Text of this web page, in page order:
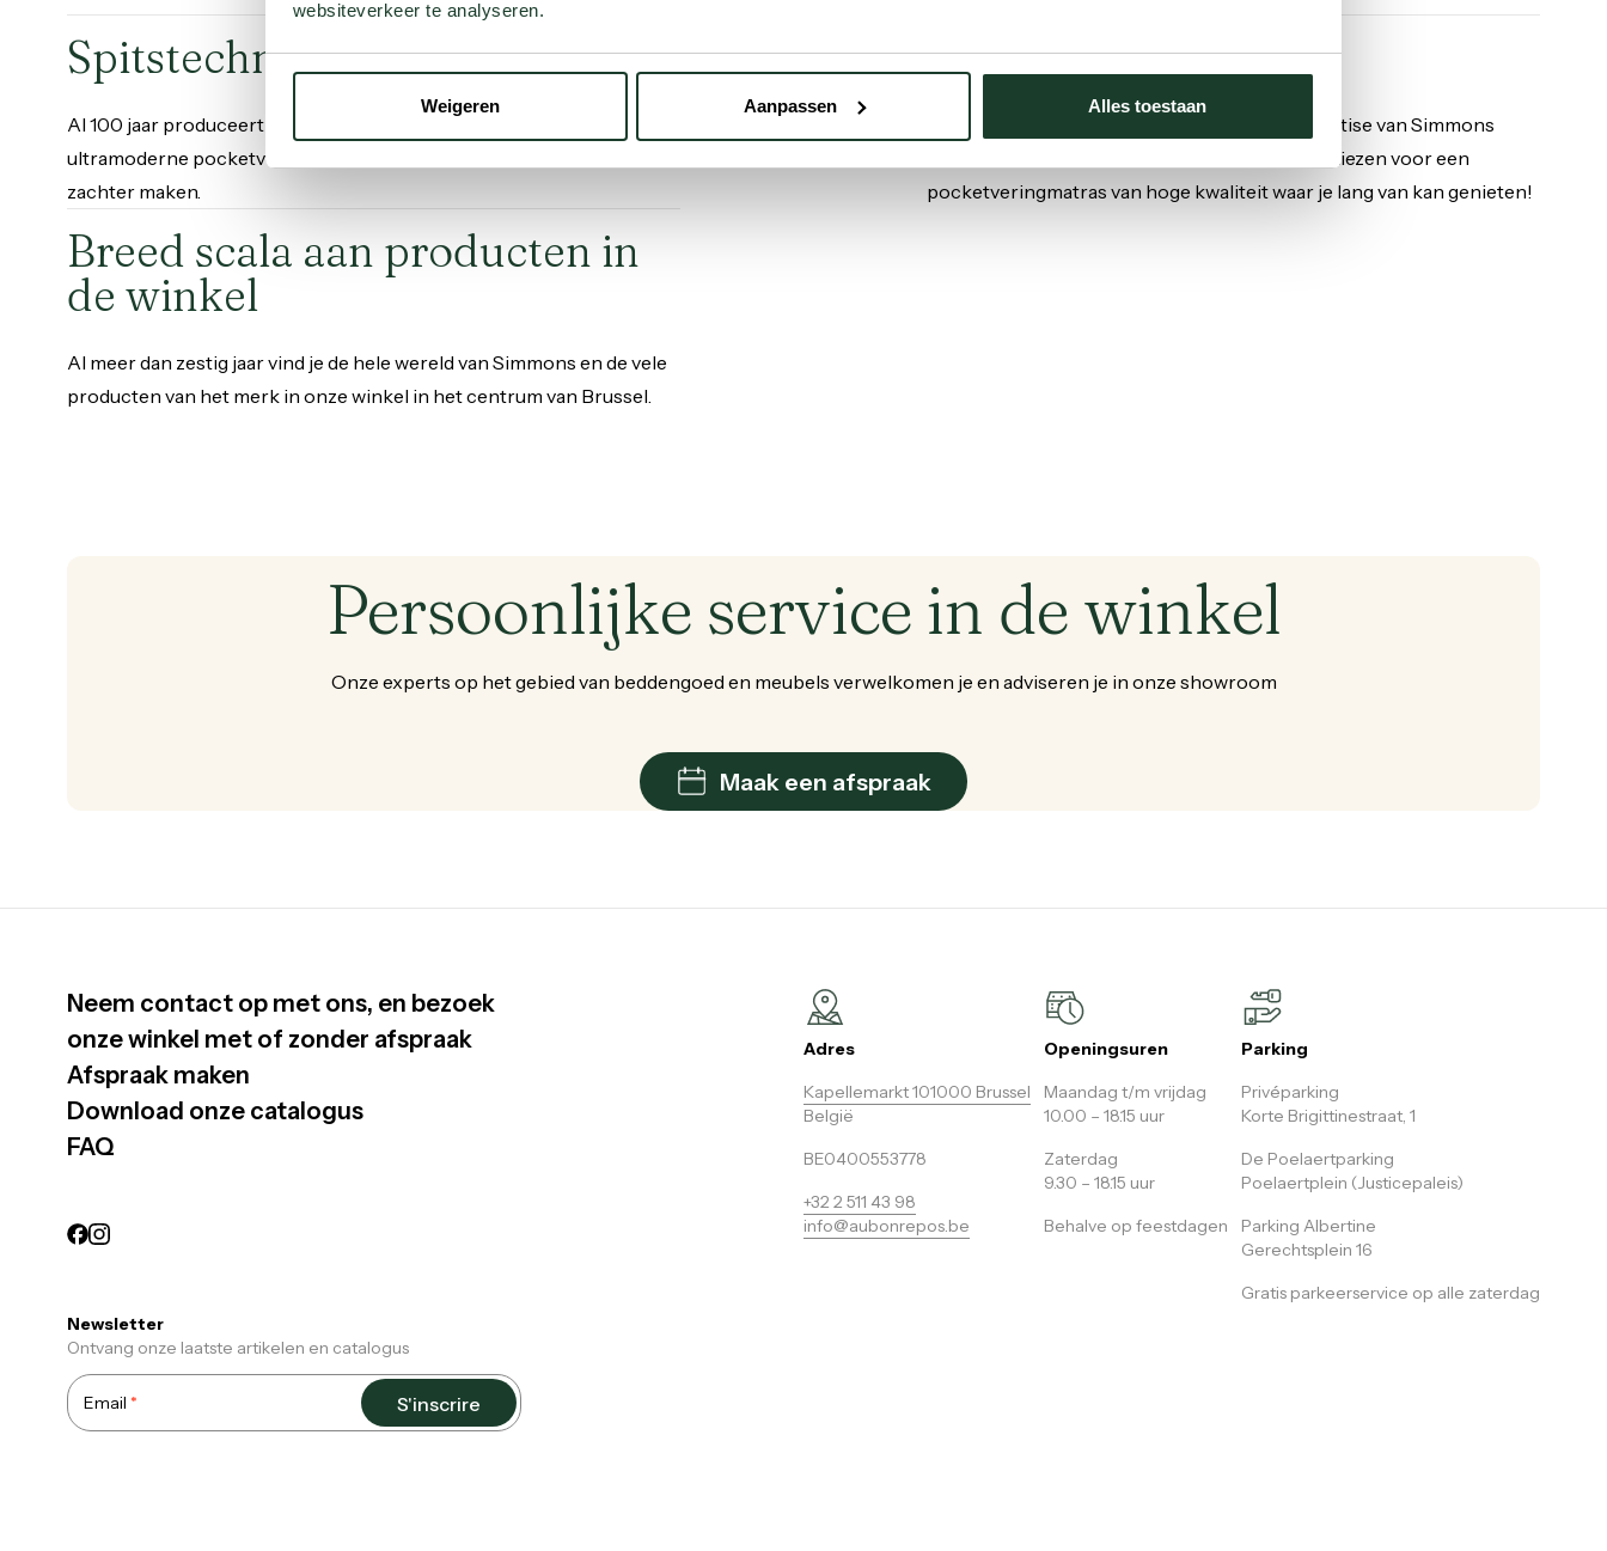
websiteverkeer te analyseren.
Weigeren Aanpassen Alles toestaan
Spitstechnologie!
Al 100 jaar produceert de Franse matrassenfabrikant Simmons
ultramoderne pocketveringmatrassen. Haar missie: onze nachten
zachter maken.
Franse knowhow
Naast de revolutionaire technologie is de expertise van Simmons
onmiskenbaar. Kiezen voor dit merk betekent kiezen voor een
pocketveringmatras van hoge kwaliteit waar je lang van kan genieten!
Breed scala aan producten in
de winkel
Al meer dan zestig jaar vind je de hele wereld van Simmons en de vele
producten van het merk in onze winkel in het centrum van Brussel.
Persoonlijke servicein dewinkel
Onze experts op hetgebied van beddengoed en meubels verwelkomen je en adviseren je in onze showroom
Maak een afspraak
Neem contact op met ons, en bezoek
onze winkel met of zonder afspraak
Afspraak maken
Download onze catalogus
FAQ
Newsletter
Ontvang onze laatste artikelen en catalogus
Email
Required S'inscrire
Adres
Kapellemarkt 101000 Brussel
België
BE0400553778
+32 2 511 43 98
info@aubonrepos.be
Openingsuren
Maandag t/m vrijdag
10.00 – 18.15 uur
Zaterdag
9.30 – 18.15 uur
Behalve op feestdagen
Parking
Privéparking
Korte Brigittinestraat, 1
De Poelaertparking
Poelaertplein (Justicepaleis)
Parking Albertine
Gerechtsplein 16
Gratis parkeerservice op alle zaterdag